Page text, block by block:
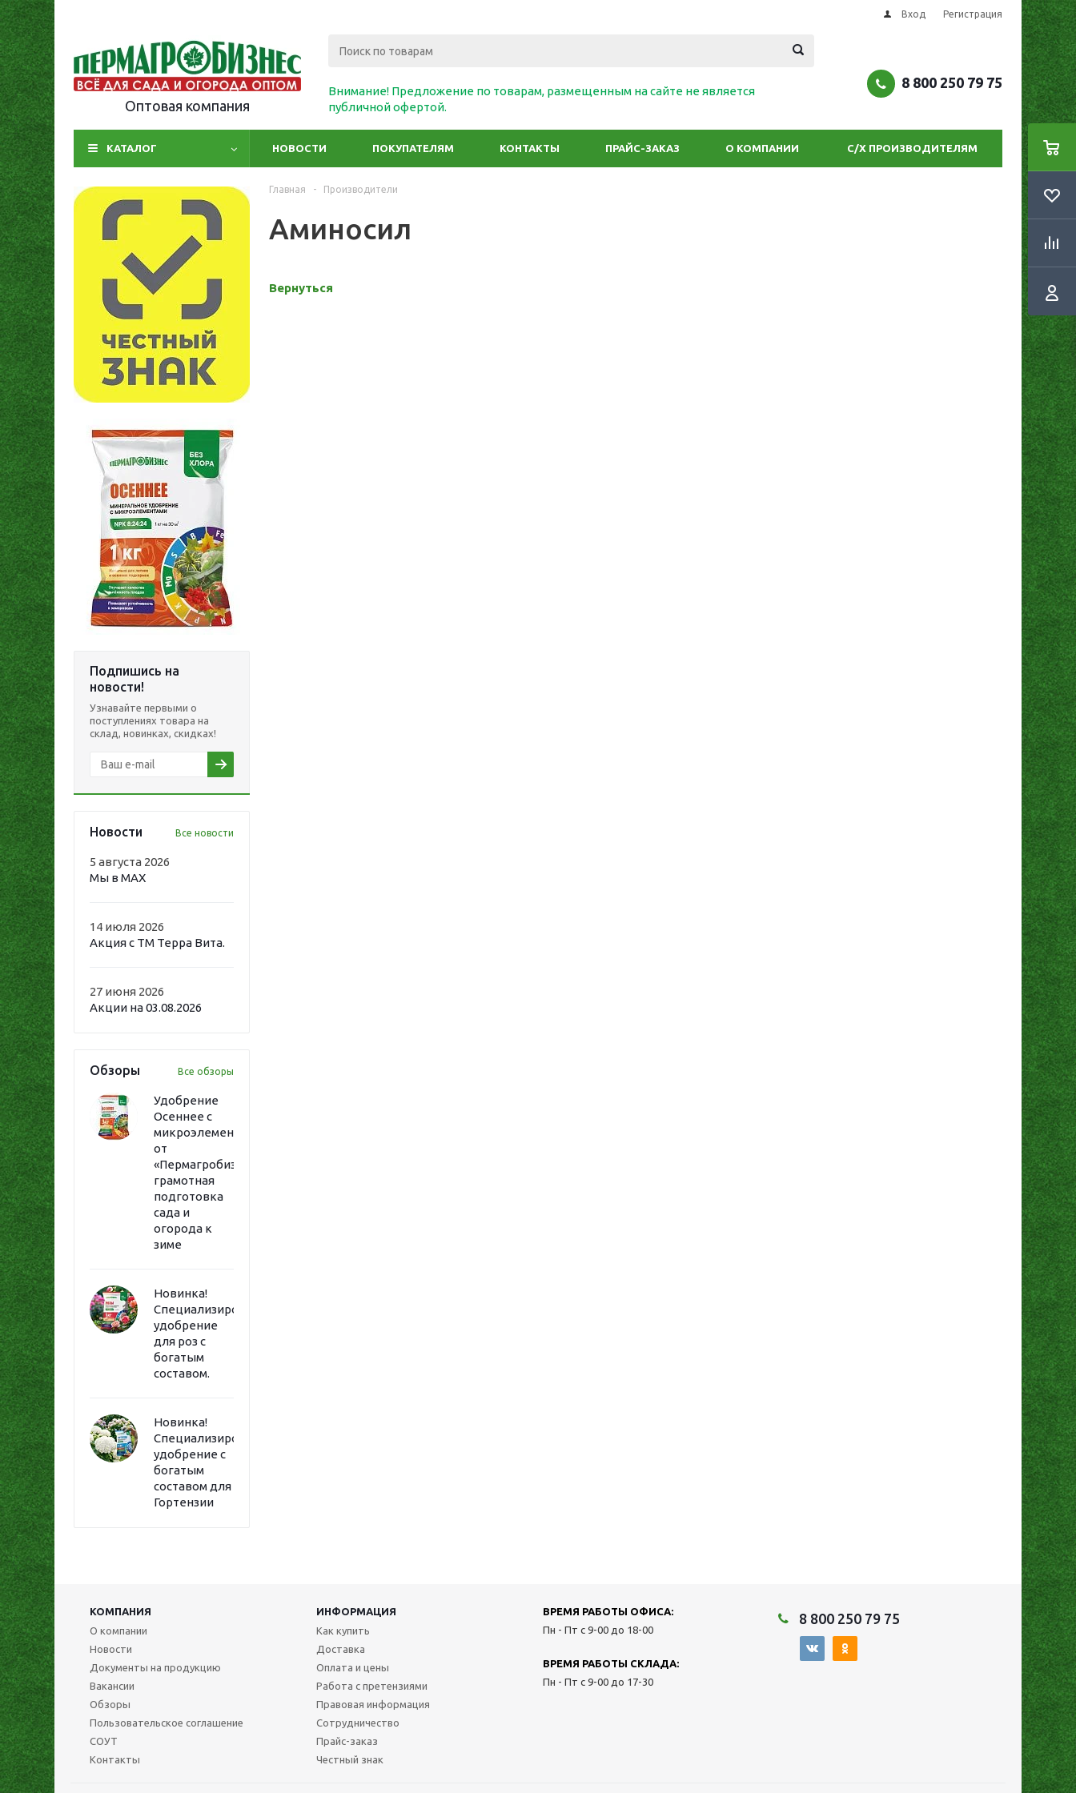
Вход Регистрация
Оптовая компания
Внимание! Предложение по товарам, размещенным на сайте не является
публичной офертой.
8 800 250 79 75
КАТАЛОГ НОВОСТИ ПОКУПАТЕЛЯМ КОНТАКТЫ ПРАЙС-ЗАКАЗ О КОМПАНИИ С/Х ПРОИЗВОДИТЕЛЯМ
Подпишись на
новости!
Узнавайте первыми о
поступлениях товара на
склад, новинках, скидках!
Новости Все новости
5 августа 2026
Мы в MAX
14 июля 2026
Акция с ТМ Терра Вита.
27 июня 2026
Акции на 03.08.2026
Обзоры Все обзоры
Удобрение
Осеннее с
микроэлементами
от
«Пермагробизнес»:
грамотная
подготовка
сада и
огорода к
зиме
Новинка!
Специализированное
удобрение
для роз с
богатым
составом.
Новинка!
Специализированное
удобрение с
богатым
составом для
Гортензии
Главная - Производители
Аминосил
Вернуться
КОМПАНИЯ
ИНФОРМАЦИЯ
О компании
Новости
Документы на продукцию
Вакансии
Обзоры
Пользовательское соглашение
СОУТ
Контакты
Как купить
Доставка
Оплата и цены
Работа с претензиями
Правовая информация
Сотрудничество
Прайс-заказ
Честный знак
ВРЕМЯ РАБОТЫ ОФИСА:
Пн - Пт с 9-00 до 18-00
ВРЕМЯ РАБОТЫ СКЛАДА:
Пн - Пт с 9-00 до 17-30
8 800 250 79 75